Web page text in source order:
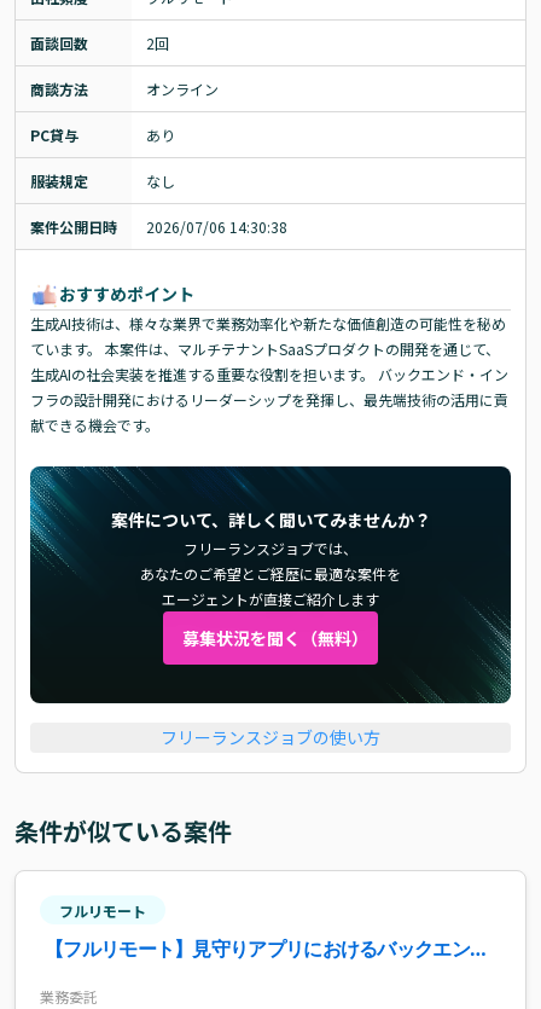
面談回数 2回
商談方法 オンライン
PC貸与 あり
服装規定 なし
案件公開日時 2026/07/06 14:30:38
おすすめポイント
生成AI技術は、様々な業界で業務効率化や新たな価値創造の可能性を秘め
ています。 本案件は、マルチテナントSaaSプロダクトの開発を通じて、
生成AIの社会実装を推進する重要な役割を担います。 バックエンド・イン
フラの設計開発におけるリーダーシップを発揮し、最先端技術の活用に貢
献できる機会です。
案件について、詳しく聞いてみませんか？
フリーランスジョブでは、
あなたのご希望とご経歴に最適な案件を
エージェントが直接ご紹介します
募集状況を聞く（無料）
フリーランスジョブの使い方
条件が似ている案件
フルリモート
【フルリモート】見守りアプリにおけるバックエンド
業務委託